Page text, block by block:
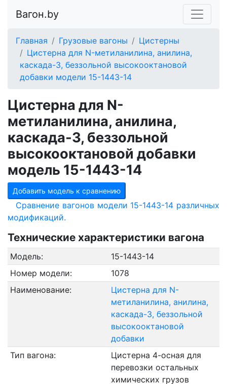
Вагон.by
Главная Грузовые вагоны
Цистерны
Цистерна для N-метиланилина, анилина,
каскада-3, беззольной высокооктановой
добавки модели 15-1443-14
Цистерна для N-
метиланилина, анилина,
каскада-3, беззольной
высокооктановой добавки
модель 15-1443-14
Добавить модель к сравнению
Сравнение вагонов модели 15-1443-14 различных
модификаций.
Технические характеристики вагона
Модель:
15-1443-14
Номер модели:
1078
Наименование:
Цистерна для N-
метиланилина, анилина,
каскада-3, беззольной
высокооктановой
добавки
Тип вагона:
Цистерна 4-осная для
перевозки остальных
химических грузов